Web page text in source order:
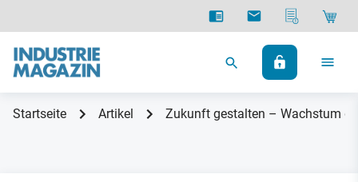
Startseite Artikel Zukunft gestalten – Wachstum